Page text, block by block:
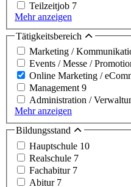
Teilzeitjob 7
Mehr anzeigen
Tätigkeitsbereich
Marketing /
Events / Messe /
Online Marketing /
Management 9
Administration /
Mehr anzeigen
Bildungsstand
Hauptschule 10
Realschule 7
Fachabitur 7
Abitur 7